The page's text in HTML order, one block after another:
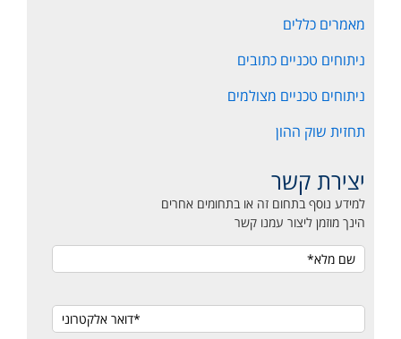
מאמרים כללים
ניתוחים טכניים כתובים
ניתוחים טכניים מצולמים
תחזית שוק ההון
יצירת קשר
למידע נוסף בתחום זה או בתחומים אחרים
הינך מוזמן ליצור עמנו קשר